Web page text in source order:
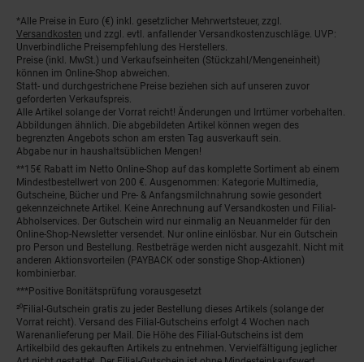
Fußnoten
*Alle Preise in Euro (€) inkl. gesetzlicher Mehrwertsteuer, zzgl.
Versandkosten und zzgl. evtl. anfallender Versandkostenzuschläge. UVP:
Unverbindliche Preisempfehlung des Herstellers.
Preise (inkl. MwSt.) und Verkaufseinheiten (Stückzahl/Mengeneinheit)
können im Online-Shop abweichen.
Statt- und durchgestrichene Preise beziehen sich auf unseren zuvor
geforderten Verkaufspreis.
Alle Artikel solange der Vorrat reicht! Änderungen und Irrtümer vorbehalten.
Abbildungen ähnlich. Die abgebildeten Artikel können wegen des
begrenzten Angebots schon am ersten Tag ausverkauft sein.
Abgabe nur in haushaltsüblichen Mengen!
**15€ Rabatt im Netto Online-Shop auf das komplette Sortiment ab einem
Mindestbestellwert von 200 €. Ausgenommen: Kategorie Multimedia,
Gutscheine, Bücher und Pre- & Anfangsmilchnahrung sowie gesondert
gekennzeichnete Artikel. Keine Anrechnung auf Versandkosten und Filial-
Abholservices. Der Gutschein wird nur einmalig an Neuanmelder für den
Online-Shop-Newsletter versendet. Nur online einlösbar. Nur ein Gutschein
pro Person und Bestellung. Restbeträge werden nicht ausgezahlt. Nicht mit
anderen Aktionsvorteilen (PAYBACK oder sonstige Shop-Aktionen)
kombinierbar.
***Positive Bonitätsprüfung vorausgesetzt
²⁰Filial-Gutschein gratis zu jeder Bestellung dieses Artikels (solange der
Vorrat reicht). Versand des Filial-Gutscheins erfolgt 4 Wochen nach
Warenanlieferung per Mail. Die Höhe des Filial-Gutscheins ist dem
Artikelbild des gekauften Artikels zu entnehmen. Vervielfältigung jeglicher